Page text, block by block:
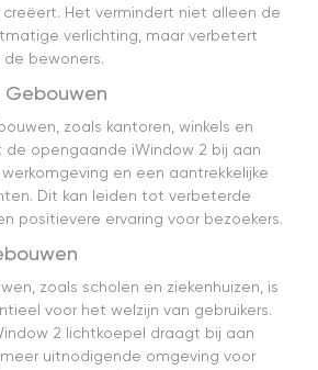
Het vermindert niet alleen de
verlichting, maar verbetert
bewoners.
zoals kantoren, winkels en
de opengaande iWindow 2 bij aan
en een aantrekkelijke
Dit kan leiden tot verbeterde
positievere ervaring voor bezoekers.
zoals scholen en ziekenhuizen, is
voor het welzijn van gebruikers.
2 lichtkoepel draagt bij aan
uitnodigende omgeving voor